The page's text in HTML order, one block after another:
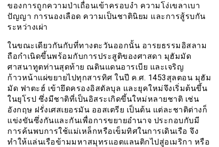
ของการถูกความป่าเถื่อนเข้าครอบงำ ความโง่เขลาเบา
ปัญญา การนองเลือด ความเป็นชาตินิยม และการสู้รบกัน
ระหว่างเผ่า
ในขณะเดียวกันกับที่ทางตะวันออกนั้น อารยธรรมอิสลาม
ถือกำเนิดขึ้นพร้อมกับการประสูติของศาสดา มุฮัมมัด
ศาสนาทูตท่านสุดท้าย ณดินแดนอารเบีย และเจริญ
ก้าวหน้าแผ่ขยายไปทุกสารทิศ ในปี ค.ศ. 1453สุลตอน มุฮัม
มัด ฟาตะฮ์ เข้ายึดครองอิสตัลบุล และยุคใหม่จึงเริ่มต้นขึ้น
ในยุโรป ซึ่งมีชาติที่เป็นอิสระเกิดขึ้นใหม่หลายชาติ เช่น
อังกฤษ ฝรั่งเศสเยอรมัน ออสเตรีย เป็นต้น แต่ละชาติต่างก็
แข่งขันซึ่งกันและกันเพื่อการขยายอำนาจ ประกอบกับมี
การค้นพบการใช้แม่เหล็กหรือเข็มทิศในการเดินเรือ จึง
ทำให้แล่นเรือข้ามมหาสมุทรแอตแลนติกไปสู่อเมริกา หรือ